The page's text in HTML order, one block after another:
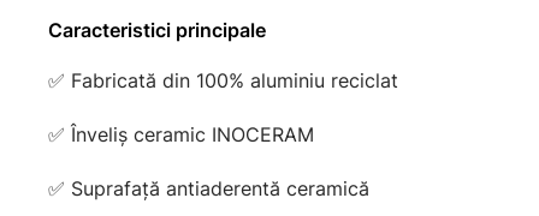
Caracteristici principale
✅ Fabricată din 100% aluminiu reciclat
✅ Înveliș ceramic INOCERAM
✅ Suprafață antiaderentă ceramică